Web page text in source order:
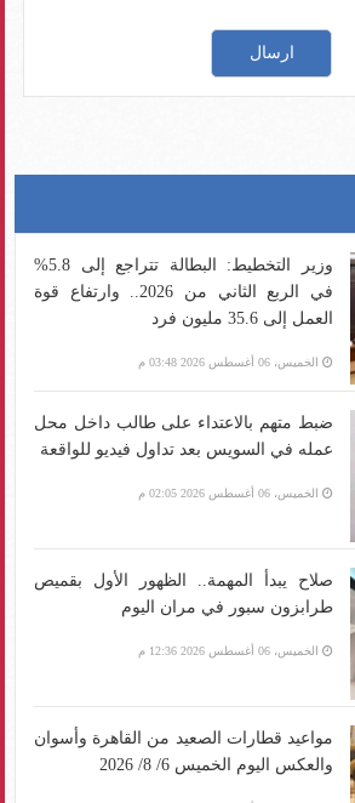
وزير التخطيط: البطالة تتراجع إلى 5.8%
في الربع الثاني من 2026.. وارتفاع قوة
العمل إلى 35.6 مليون فرد
الخميس، 06 أغسطس 2026 03:48 م
ضبط متهم بالاعتداء على طالب داخل محل
عمله في السويس بعد تداول فيديو للواقعة
الخميس، 06 أغسطس 2026 02:05 م
صلاح يبدأ المهمة.. الظهور الأول بقميص
طرابزون سبور في مران اليوم
الخميس، 06 أغسطس 2026 12:36 م
مواعيد قطارات الصعيد من القاهرة وأسوان
والعكس اليوم الخميس 6/ 8/ 2026